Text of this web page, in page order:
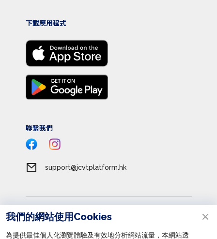
下載應用程式
聯繫我們
support@jcvtplatform.hk
私隱政策
我們的網站使用Cookies
為提供最佳個人化瀏覽體驗及有效地分析網站流量，本網站透